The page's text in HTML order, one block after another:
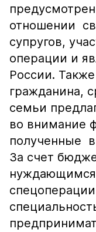
отношении
супругов,
операции и
России.
гражданина,
семьи
во внимание
полученные
За счет
нуждающимся